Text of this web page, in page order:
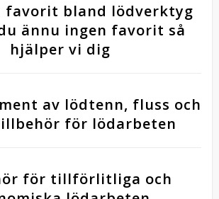
favorit bland lödverktyg
ännu ingen favorit så
hjälper vi dig
av lödtenn, fluss och
för lödarbeten
för tillförlitliga och